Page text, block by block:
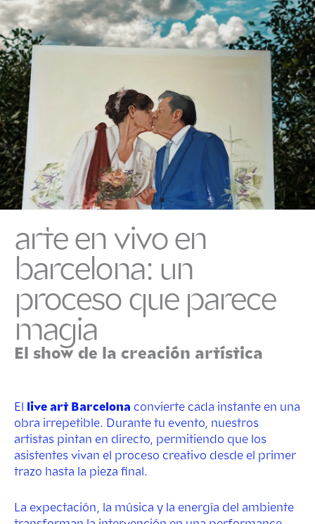
arte en vivo en
barcelona: un
proceso que parece
magia
El show de la creación artística
El live art Barcelona convierte cada instante en una
obra irrepetible. Durante tu evento, nuestros
artistas pintan en directo, permitiendo que los
asistentes vivan el proceso creativo desde el primer
trazo hasta la pieza final.
La expectación, la música y la energía del ambiente